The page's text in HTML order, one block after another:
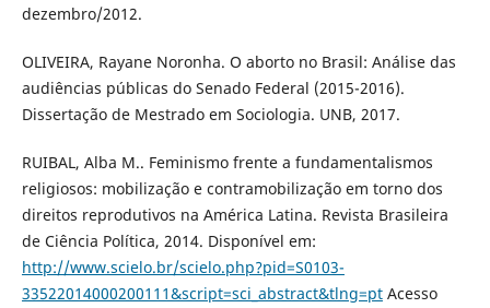
dezembro/2012.
OLIVEIRA, Rayane Noronha. O aborto no Brasil: Análise das
audiências públicas do Senado Federal (2015-2016).
Dissertação de Mestrado em Sociologia. UNB, 2017.
RUIBAL, Alba M.. Feminismo frente a fundamentalismos
religiosos: mobilização e contramobilização em torno dos
direitos reprodutivos na América Latina. Revista Brasileira
de Ciência Política, 2014. Disponível em:
http://www.scielo.br/scielo.php?pid=S0103-
33522014000200111&script=sci_abstract&tlng=ptAcesso